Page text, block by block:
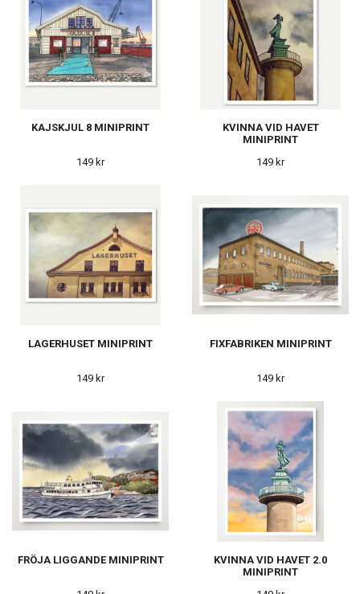
KAJSKJUL 8 MINIPRINT
149 kr
KVINNA VID HAVET
MINIPRINT
149 kr
LAGERHUSET MINIPRINT
149 kr
FIXFABRIKEN MINIPRINT
149 kr
FRÖJA LIGGANDE MINIPRINT
KVINNA VID HAVET 2.0
MINIPRINT